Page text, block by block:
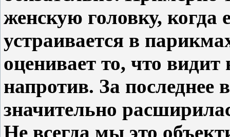
женскую головку, когда
устраивается в
оценивает то, что
напротив. За последнее
значительно
Не всегда мы это